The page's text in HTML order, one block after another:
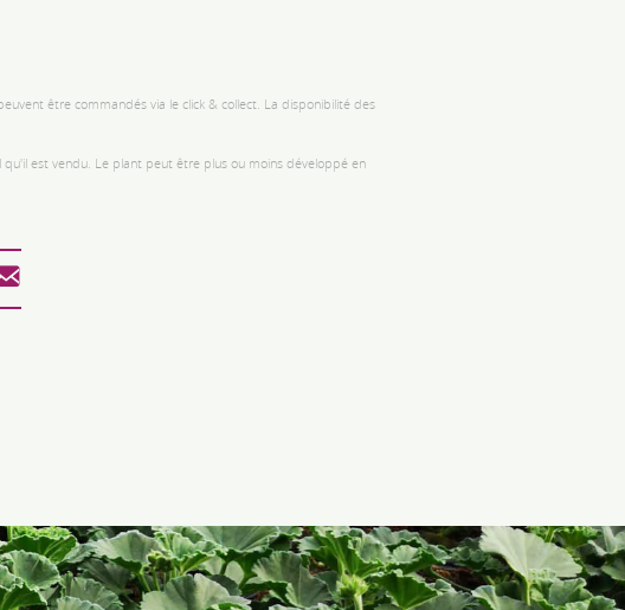
être commandés via le click & collect. La disponibilité des
est vendu. Le plant peut être plus ou moins développé en